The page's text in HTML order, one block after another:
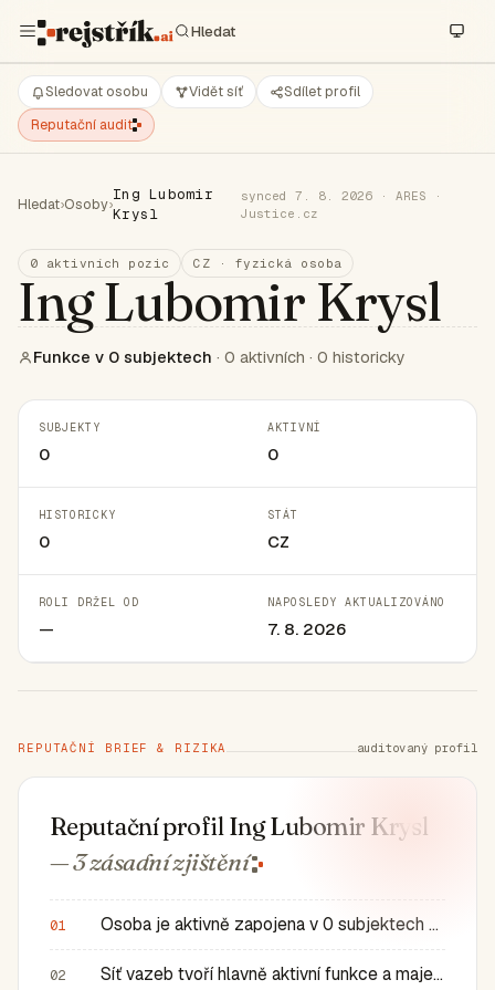
Sledovat osobu Vidět síť
Sdílet profil
Reputační audit
Hledat›Osoby›
Ing Lubomir
Krysl
synced 7. 8. 2026 · ARES ·
Justice.cz
0 aktivních pozic CZ · fyzická osoba
Ing Lubomir Krysl
Funkce v 0 subjektech · 0 aktivních · 0 historicky
SUBJEKTY
0
AKTIVNÍ
0
HISTORICKY
0
STÁT
CZ
ROLI DRŽEL OD
—
NAPOSLEDY AKTUALIZOVÁNO
7. 8. 2026
REPUTAČNÍ BRIEF & RIZIKA auditovaný profil
Reputační profil Ing Lubomir Krysl
— 3 zásadnízjištění
01 Osoba je aktivně zapojena v 0 subjektech a má 0 historic…
02 Síť vazeb tvoří hlavně aktivní funkce a majetkové role v…